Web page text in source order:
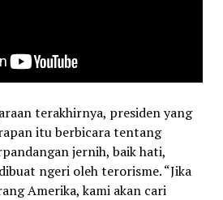
terakhirnya, presiden yang
itu berbicara tentang
jernih, baik hati,
ngeri oleh terorisme. “Jika
Amerika, kami akan cari